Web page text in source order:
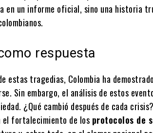
en un informe oficial, sino una historia
respuesta
estas tragedias, Colombia ha
Sin embargo, el análisis de estos
¿Qué cambió después de cada
el fortalecimiento de los protocolos de